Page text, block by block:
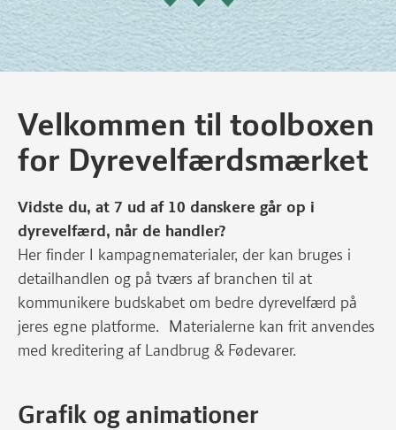
Velkommen til toolboxen
for Dyrevelfærdsmærket
Vidste du, at 7 ud af 10 danskere går op i
dyrevelfærd, når de handler?
Her finder I kampagnematerialer, der kan bruges i
detailhandlen og på tværs af branchen til at
kommunikere budskabet om bedre dyrevelfærd på
jeres egne platforme. Materialerne kan frit anvendes
med kreditering af Landbrug & Fødevarer.
Grafik og animationer